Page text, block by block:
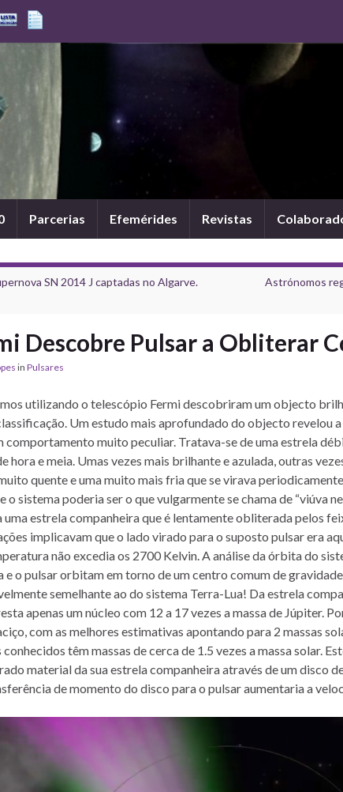
Parcerias Efemérides Revistas
SN 2014 J captadas no Algarve.
Astrónomos
Descobre Pulsar a Obliterar
in Pulsares
utilizando o telescópio Fermi descobriram um objecto
Um estudo mais aprofundado do objecto revelou
comportamento muito peculiar. Tratava-se de uma estrela
hora e meia. Umas vezes mais brilhante e azulada, outras
quente e uma muito mais fria que se virava
o sistema poderia ser o que vulgarmente se chama de “viúva
uma estrela companheira que é lentamente obliterada pelos
implicavam que o lado virado para o suposto pulsar era
não excedia os 2700 Kelvin. A análise da órbita do
e o pulsar orbitam em torno de um centro comum de
semelhante ao do sistema Terra-Lua! Da estrela
apenas um núcleo com 12 a 17 vezes a massa de Júpiter.
com as melhores estimativas apontando para 2 massas
têm massas de cerca de 1.5 vezes a massa solar.
material da sua estrela companheira através de um disco
de momento do disco para o pulsar aumentaria a